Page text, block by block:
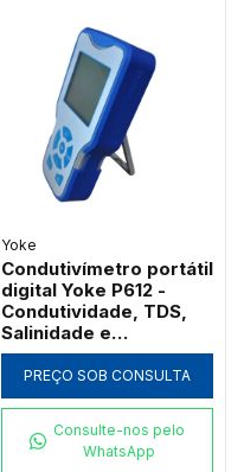
Yoke
Condutivímetro portátil
digital Yoke P612 -
Condutividade, TDS,
Salinidade e
Resistividade
PREÇO SOB CONSULTA
Consulte-nos pelo
WhatsApp